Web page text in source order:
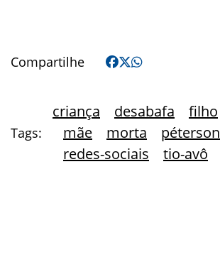
Compartilhe
Tags:
criança desabafa filho
mãe
morta
péterson
redes-sociais
tio-avô